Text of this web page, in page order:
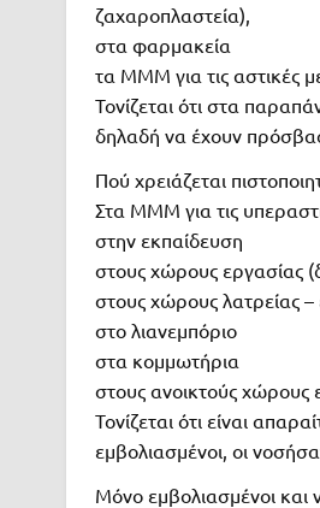
ζαχαροπλαστεία),
στα φαρμακεία
τα ΜΜΜ για τις αστικές
Τονίζεται ότι στα
δηλαδή να έχουν
Πού χρειάζεται
Στα ΜΜΜ για τις
στην εκπαίδευση
στους χώρους εργασίας
στους χώρους λατρείας –
στο λιανεμπόριο
στα κομμωτήρια
στους ανοικτούς χώρους
Τονίζεται ότι είναι
εμβολιασμένοι, οι
Μόνο εμβολιασμένοι και